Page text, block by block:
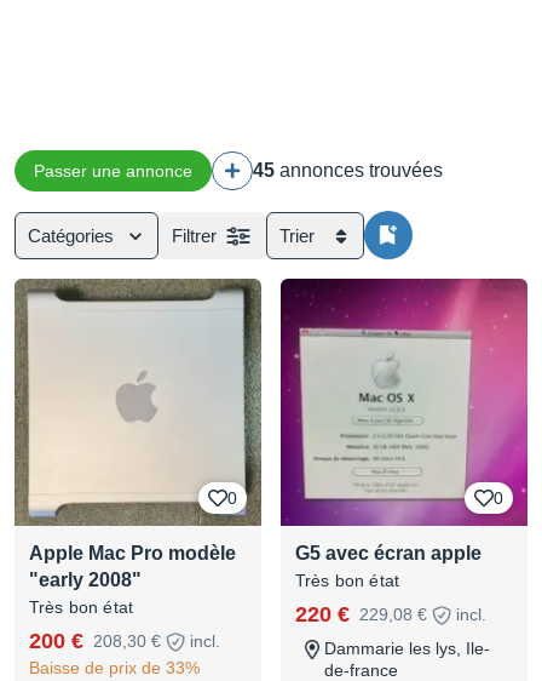
Passer une annonce 45 annonces trouvées
Catégories Filtrer Trier
0
Apple Mac Pro modèle
"early 2008"
Très bon état
200 € 208,30 €
incl.
Baisse de prix de 33%
0
G5 avec écran apple
Très bon état
220 € 229,08 €
incl.
Dammarie les lys, Ile-
de-france